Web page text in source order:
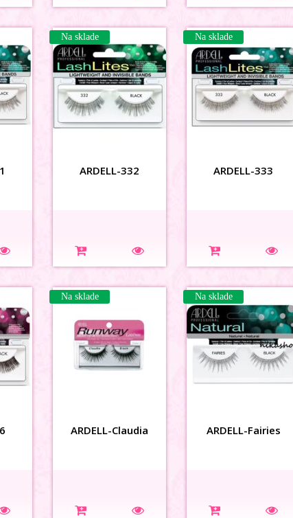
Na sklade
ARDELL-332
Na sklade
ARDELL-333
Na sklade
ARDELL-Claudia
Na sklade
ARDELL-Fairies